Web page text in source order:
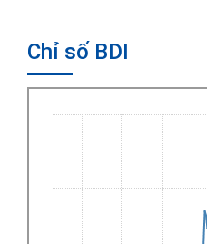
Chỉ số BDI